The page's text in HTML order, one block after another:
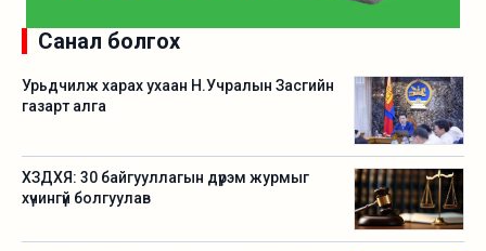
Санал болгох
Урьдчилж харах ухаан Н.Учралын Засгийн
газарт алга
ХЗДХЯ: 30 байгууллагын дүрэм журмыг
хүчингүй болгуулав